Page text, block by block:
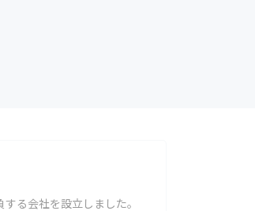
る会社を設立しました。